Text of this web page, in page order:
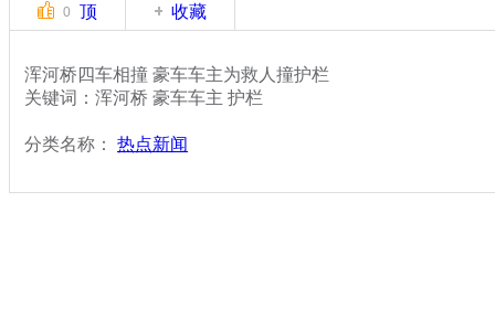
0 顶 收藏
浑河桥四车相撞 豪车车主为救人撞护栏
关键词：浑河桥 豪车车主 护栏
分类名称： 热点新闻